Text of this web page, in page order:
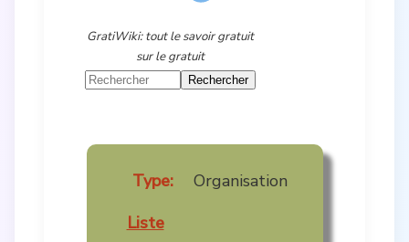
GratiWiki: tout le savoir gratuit
sur le gratuit
Type:
Organisation
Liste